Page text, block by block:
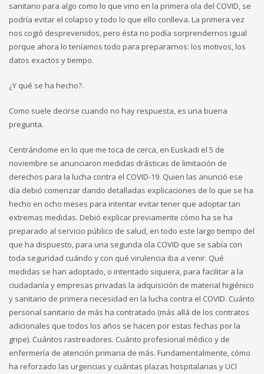
sanitario para algo como lo que vino en la primera ola del COVID, se
podría evitar el colapso y todo lo que ello conlleva. La primera vez
nos cogió desprevenidos, pero ésta no podía sorprendernos igual
porque ahora lo teníamos todo para prepararnos: los motivos, los
datos exactos y tiempo.
¿Y qué se ha hecho?.
Como suele decirse cuando no hay respuesta, es una buena
pregunta.
Centrándome en lo que me toca de cerca, en Euskadi el 5 de
noviembre se anunciaron medidas drásticas de limitación de
derechos para la lucha contra el COVID-19. Quien las anunció ese
día debió comenzar dando detalladas explicaciones de lo que se ha
hecho en ocho meses para intentar evitar tener que adoptar tan
extremas medidas. Debió explicar previamente cómo ha se ha
preparado al servicio público de salud, en todo este largo tiempo del
que ha dispuesto, para una segunda ola COVID que se sabía con
toda seguridad cuándo y con qué virulencia iba a venir. Qué
medidas se han adoptado, o intentado siquiera, para facilitar a la
ciudadanía y empresas privadas la adquisición de material higiénico
y sanitario de primera necesidad en la lucha contra el COVID. Cuánto
personal sanitario de más ha contratado (más allá de los contratos
adicionales que todos los años se hacen por estas fechas por la
gripe). Cuántos rastreadores. Cuánto profesional médico y de
enfermería de atención primaria de más. Fundamentalmente, cómo
ha reforzado las urgencias y cuántas plazas hospitalarias y UCI